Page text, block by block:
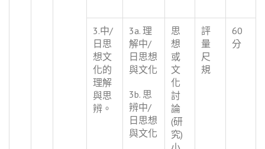
3.中/
日思
想文
化的
理解
與思
辨。
3a. 理
解中/
日思想
與文化
3b. 思
辨中/
日思想
與文化
思
想
或
文
化
討
論
(研
究)
評
量
尺
規
60
分